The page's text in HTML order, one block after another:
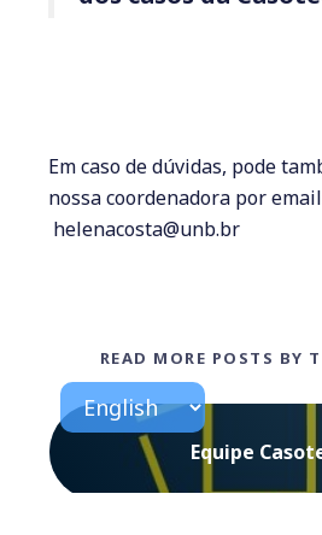
Em caso de dúvidas, pode
nossa coordenadora por
helenacosta@unb.br
READ MORE POSTS BY
Equipe